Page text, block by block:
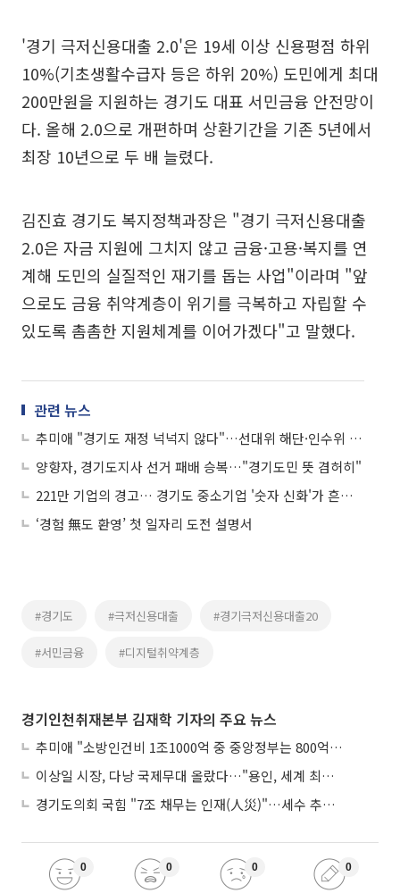
'경기 극저신용대출 2.0'은 19세 이상 신용평점 하위
10%(기초생활수급자 등은 하위 20%) 도민에게 최대
200만원을 지원하는 경기도 대표 서민금융 안전망이
다. 올해 2.0으로 개편하며 상환기간을 기존 5년에서
최장 10년으로 두 배 늘렸다.
김진효 경기도 복지정책과장은 "경기 극저신용대출
2.0은 자금 지원에 그치지 않고 금융·고용·복지를 연
계해 도민의 실질적인 재기를 돕는 사업"이라며 "앞
으로도 금융 취약계층이 위기를 극복하고 자립할 수
있도록 촘촘한 지원체계를 이어가겠다"고 말했다.
관련 뉴스
추미애 "경기도 재정 넉넉지 않다"…선대위 해단·인수위 10일 출범
양향자, 경기도지사 선거 패배 승복…"경기도민 뜻 겸허히"
221만 기업의 경고… 경기도 중소기업 '숫자 신화'가 흔들린다
‘경험 無도 환영’ 첫 일자리 도전 설명서
#경기도 #극저신용대출 #경기극저신용대출20
#서민금융 #디지털취약계층
경기인천취재본부 김재학 기자의 주요 뉴스
추미애 "소방인건비 1조1000억 중 중앙정부는 800억뿐"
이상일 시장, 다낭 국제무대 올랐다…"용인, 세계 최대 반도체 도시 된다"
경기도의회 국힘 "7조 채무는 인재(人災)"…세수 추계 조작 의혹 제기
0 0 0 0